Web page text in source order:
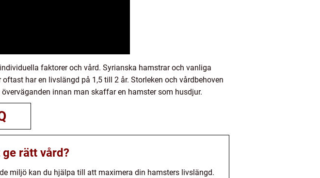
faktorer och vård. Syrianska hamstrar och vanliga
har en livslängd på 1,5 till 2 år. Storleken och vårdbehoven
innan man skaffar en hamster som husdjur.
rätt vård?
miljö kan du hjälpa till att maximera din hamsters livslängd.